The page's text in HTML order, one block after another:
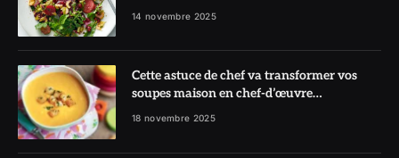
l’honneur
14 novembre 2025
Cette astuce de chef va transformer vos
soupes maison en chef-d’œuvre
réconfortant
18 novembre 2025